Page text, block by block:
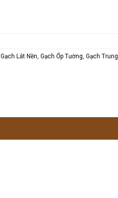
Gạch Lát Nền, Gạch Ốp Tường, Gạch Trung